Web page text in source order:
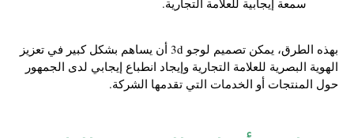
بهذه الطرق، يمكن تصميم لوجو 3d أن يساهم بشكل كبير في تعزيز
الهوية البصرية للعلامة التجارية وإيجاد انطباع إيجابي لدى الجمهور
حول المنتجات أو الخدمات التي تقدمها الشركة.